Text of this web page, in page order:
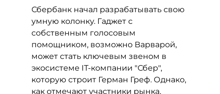
Сбербанк начал разрабатывать свою
умную колонку. Гаджет с
собственным голосовым
помощником, возможно Варварой,
может стать ключевым звеном в
экосистеме IT-компании "Сбер",
которую строит Герман Греф. Однако,
как отмечают участники рынка,